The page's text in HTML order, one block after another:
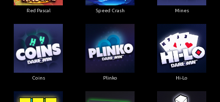
Red Pascal Speed Crash Mines
Coins Plinko Hi-Lo